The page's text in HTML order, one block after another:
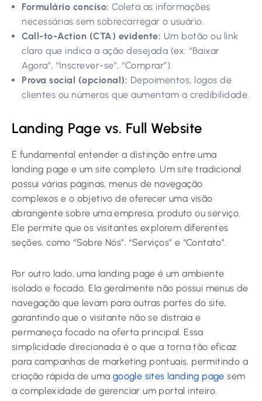
Formulário conciso: Coleta as informações
necessárias sem sobrecarregar o usuário.
Call-to-Action (CTA) evidente: Um botão ou link
claro que indica a ação desejada (ex: “Baixar
Agora”, “Inscrever-se”, “Comprar”).
Prova social (opcional): Depoimentos, logos de
clientes ou números que aumentam a credibilidade.
Landing Page vs. Full Website
É fundamental entender a distinção entre uma
landing page e um site completo. Um site tradicional
possui várias páginas, menus de navegação
complexos e o objetivo de oferecer uma visão
abrangente sobre uma empresa, produto ou serviço.
Ele permite que os visitantes explorem diferentes
seções, como “Sobre Nós”, “Serviços” e “Contato”.
Por outro lado, uma landing page é um ambiente
isolado e focado. Ela geralmente não possui menus de
navegação que levam para outras partes do site,
garantindo que o visitante não se distraia e
permaneça focado na oferta principal. Essa
simplicidade direcionada é o que a torna tão eficaz
para campanhas de marketing pontuais, permitindo a
criação rápida de uma google sites landing page sem
a complexidade de gerenciar um portal inteiro.